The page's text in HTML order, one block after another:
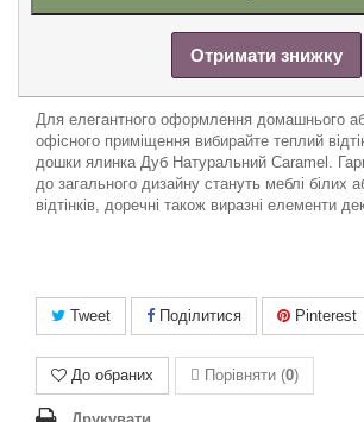
Отримати знижку
Для елегантного оформлення домашнього
офісного приміщення вибирайте теплий
дошки ялинка Дуб Натуральний Caramel.
до загального дизайну стануть меблі білих
відтінків, доречні також виразні елементи
Tweet Поділитися Pinterest
До обраних Порівняти (0)